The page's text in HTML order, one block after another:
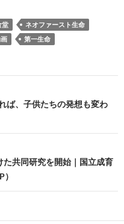
堂
ネオファースト生命
第一生命
ば、子供たちの発想も変わ
た共同研究を開始｜国立成育